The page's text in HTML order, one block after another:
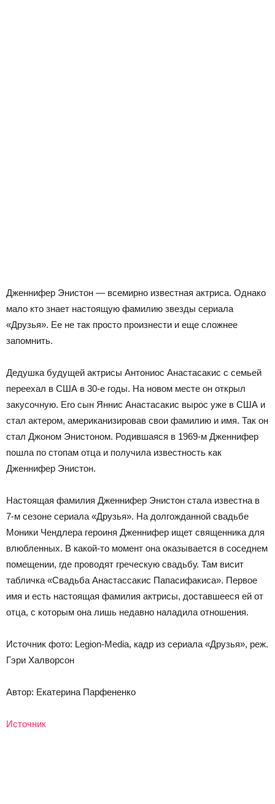
Дженнифер Энистон — всемирно известная актриса. Однако
мало кто знает настоящую фамилию звезды сериала
«Друзья». Ее не так просто произнести и еще сложнее
запомнить.
Дедушка будущей актрисы Антониос Анастасакис с семьей
переехал в США в 30-е годы. На новом месте он открыл
закусочную. Его сын Яннис Анастасакис вырос уже в США и
стал актером, американизировав свои фамилию и имя. Так он
стал Джоном Энистоном. Родившаяся в 1969-м Дженнифер
пошла по стопам отца и получила известность как
Дженнифер Энистон.
Настоящая фамилия Дженнифер Энистон стала известна в
7-м сезоне сериала «Друзья». На долгожданной свадьбе
Моники Чендлера героиня Дженнифер ищет священника для
влюбленных. В какой-то момент она оказывается в соседнем
помещении, где проводят греческую свадьбу. Там висит
табличка «Свадьба Анастассакис Папасифакиса». Первое
имя и есть настоящая фамилия актрисы, доставшееся ей от
отца, с которым она лишь недавно наладила отношения.
Источник фото: Legion-Media, кадр из сериала «Друзья», реж.
Гэри Халворсон
Автор: Екатерина Парфененко
Источник